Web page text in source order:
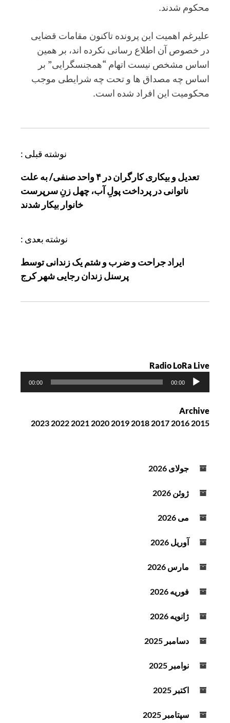
محکوم شدند.
علیرغم اهمیت این پرونده تاکنون مقامات قضایی
در خصوص آن اطلاع رسانی نکرده اند، بر همین
اساس مشخص نیست اتهام “همجنسگرایی” بر
اساس چه مصداق ها و تحت چه شرایطی موجب
محکومیت این افراد شده است.
نوشته قبلی :
تعدیل و بیکاری کارگران در ۴ واحد صنفی/ به علت
ناتوانی در پرداخت پولِ آب، چهل زنِ سرپرست
خانوار بیکار شدند
نوشته بعدی :
ایراد جراحت و ضرب و شتم یک زندانی توسط
پرسنل زندان رجایی شهر کرج
Radio LoRa Live
ک
ن
ه
و
00:00
00:00
Archive
2015
2016
2017
2018
2019
2020
2021
2022
2023
جولای 2026
ژوئن 2026
می 2026
آوریل 2026
مارس 2026
فوریه 2026
ژانویه 2026
دسامبر 2025
نوامبر 2025
اکتبر 2025
سپتامبر 2025